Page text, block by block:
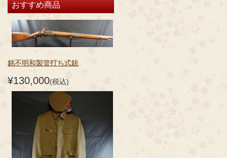
おすすめ商品
銘不明和製管打ち式銃
¥130,000(税込)